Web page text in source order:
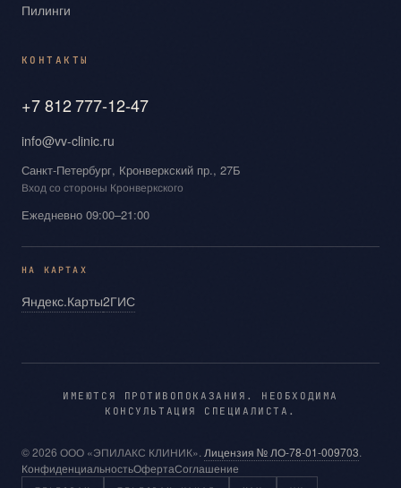
Пилинги
КОНТАКТЫ
+7 812 777-12-47
info@vv-clinic.ru
Санкт-Петербург, Кронверкский пр., 27Б
Вход со стороны Кронверкского
Ежедневно 09:00–21:00
НА КАРТАХ
Яндекс.Карты2ГИС
ИМЕЮТСЯ ПРОТИВОПОКАЗАНИЯ. НЕОБХОДИМА
КОНСУЛЬТАЦИЯ СПЕЦИАЛИСТА.
© 2026 ООО «ЭПИЛАКС КЛИНИК». Лицензия № ЛО‑78‑01‑009703.
КонфиденциальностьОфертаСоглашение